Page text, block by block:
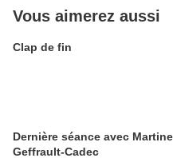
Vous aimerez aussi
Clap de fin
Dernière séance avec Martine
Geffrault-Cadec